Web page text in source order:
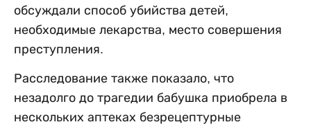
обсуждали способ убийства детей,
необходимые лекарства, место совершения
преступления.
Расследование также показало, что
незадолго до трагедии бабушка приобрела в
нескольких аптеках безрецептурные